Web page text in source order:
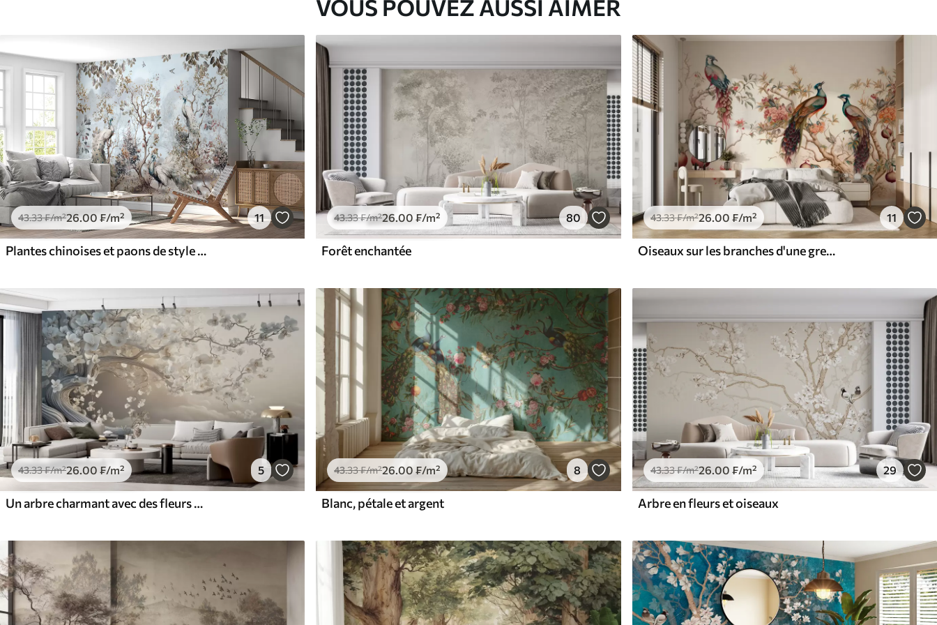
VOUS POUVEZ AUSSI AIMER
43.33₣/m²26.00 ₣/m² 11
Plantes chinoises et paons de style chinois
43.33₣/m²26.00 ₣/m² 80
Forêt enchantée
43.33₣/m²26 .00 ₣/m² 11
Oiseaux sur les branches d'une grenade
43.33₣/m²26.00 ₣/m² 5
Un arbre charmant avec des fleurs blanches sur fond de nuages dans un style intéressant aux couleurs chaudes et délicates
43.33₣/m²26.00 ₣/m² 8
Blanc, pétale et argent
43.33₣/m²26.00 ₣/m² 29
Arbre en fleurs et oiseaux